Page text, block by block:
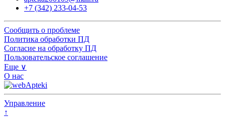
+7 (342) 233-04-53
Сообщить о проблеме
Политика обработки ПД
Согласие на обработку ПД
Пользовательское соглашение
Еще ∨
О нас
Управление
↑